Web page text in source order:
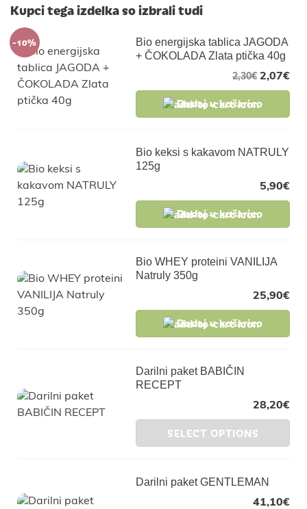
Kupci tega izdelka so izbrali tudi
-10%
Bio energijska tablica JAGODA
+ ČOKOLADA Zlata ptička 40g
2,07€
2,30€
Dodaj v košarico
Bio keksi s kakavom NATRULY
125g
5,90€
Dodaj v košarico
Bio WHEY proteini VANILIJA
Natruly 350g
25,90€
Dodaj v košarico
Darilni paket BABIČIN
RECEPT
28,20€
SELECT OPTIONS
Darilni paket GENTLEMAN
41,10€